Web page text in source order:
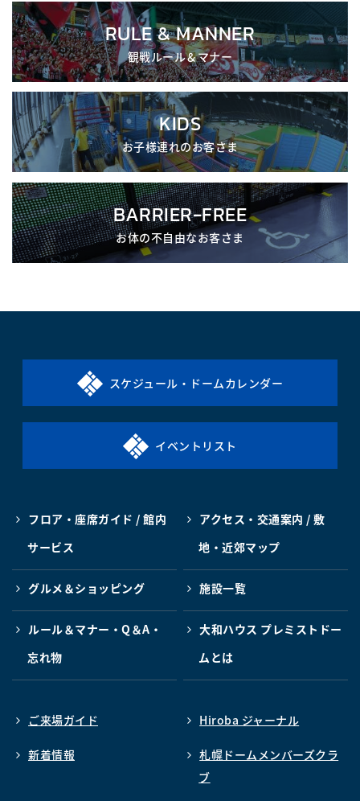
RULE & MANNER
観戦ルール＆マナー
KIDS
お子様連れのお客さま
BARRIER-FREE
お体の不自由なお客さま
スケジュール・ドームカレンダー
イベントリスト
フロア・座席ガイド / 館内
サービス
アクセス・交通案内 / 敷
地・近郊マップ
グルメ＆ショッピング 施設一覧
ルール＆マナー・Q＆A・
忘れ物
大和ハウス プレミストドー
ムとは
ご来場ガイド Hiroba ジャーナル
新着情報
札幌ドームメンバーズクラ
ブ